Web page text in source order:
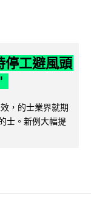
停工避風頭
，的士業界就期
士。新例大幅提